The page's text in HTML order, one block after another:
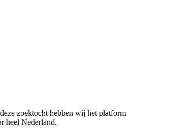
zoektocht hebben wij het platform
heel Nederland.